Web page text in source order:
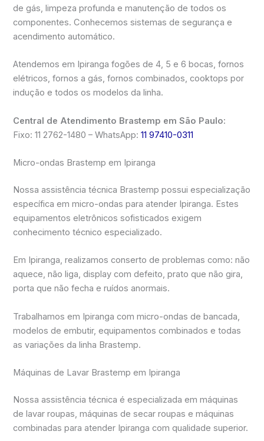
de gás, limpeza profunda e manutenção de todos os
componentes. Conhecemos sistemas de segurança e
acendimento automático.
Atendemos em Ipiranga fogões de 4, 5 e 6 bocas, fornos
elétricos, fornos a gás, fornos combinados, cooktops por
indução e todos os modelos da linha.
Central de Atendimento Brastemp em São Paulo:
Fixo: 11 2762-1480 – WhatsApp:11 97410-0311
Micro-ondas Brastemp em Ipiranga
Nossa assistência técnica Brastemp possui especialização
específica em micro-ondas para atender Ipiranga. Estes
equipamentos eletrônicos sofisticados exigem
conhecimento técnico especializado.
Em Ipiranga, realizamos conserto de problemas como: não
aquece, não liga, display com defeito, prato que não gira,
porta que não fecha e ruídos anormais.
Trabalhamos em Ipiranga com micro-ondas de bancada,
modelos de embutir, equipamentos combinados e todas
as variações da linha Brastemp.
Máquinas de Lavar Brastemp em Ipiranga
Nossa assistência técnica é especializada em máquinas
de lavar roupas, máquinas de secar roupas e máquinas
combinadas para atender Ipiranga com qualidade superior.